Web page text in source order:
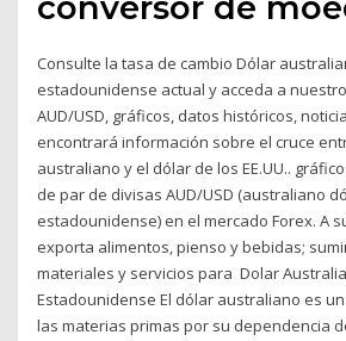
Consulte la tasa de cambio Dólar
estadounidense actual y acceda a
AUD/USD, gráficos, datos históricos,
encontrará información sobre el cruce
australiano y el dólar de los EE.UU..
de par de divisas AUD/USD (australiano
estadounidense) en el mercado Forex. A
exporta alimentos, pienso y bebidas;
materiales y servicios para Dolar
Estadounidense El dólar australiano es
las materias primas por su dependencia